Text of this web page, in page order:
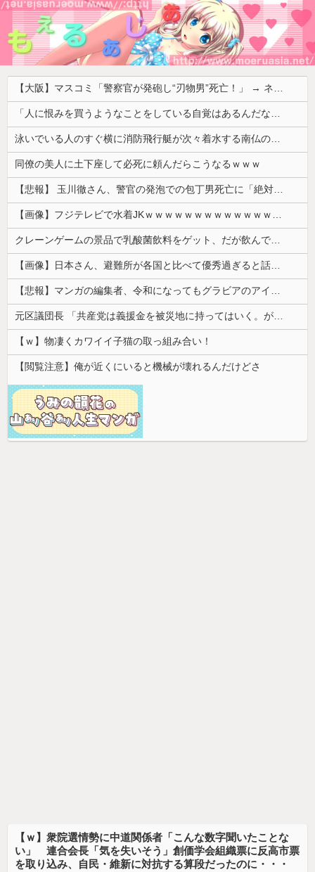
【大阪】マスコミ「警察官が発砲し“刃物男”死亡！」 → ネットで拡散された現場の無修正動画で衝撃の真相が発覚 → ………
「人に恨みを買うようなことをしている自覚はあるんだな」と高市首相を嘲笑った左派、平和記念式典での演説にケチを付けるも……
泳いでいる人のすぐ横に消防飛行艇が次々着水する南仏の湖「肝心の場面で毎回カメラが逃げる」【海外の反応】
同僚の美人に土下座して必死に頼んだらこうなるｗｗｗ
【悲報】 玉川徹さん、警官の発泡での包丁男死亡に「絶対に死刑にならない罪なのに警察が死刑にした！」 → 元警官のマジレスがコチラ → ………
【画像】フジテレビで水着JKｗｗｗｗｗｗｗｗｗｗｗｗｗｗｗｗ
クレーンゲームの景品で乳酸菌飲料をゲット、だが飲んでみると妙に酸っぱくて体調が悪化してしまい……
【画像】日本さん、避難所が各国と比べて優秀過ぎると話題に
【悲報】マンガの編集者、令和になってもグラビアのアイドルを美味しくいただいていた模様。小学館第三者委員会が公表
元区議団長 「共産党は義援金を被災地に持ってはいく。が、持って行った先で党の活動のために使う」 日本共産党「事実ではありません」
【ｗ】物凄くカワイイ子猫の取っ組み合い！
【閲覧注意】俺が近くにいると機械が壊れるんだけどさ
【ｗ】衆院選情勢に中道関係者「こんな数字聞いたことな
い」 連合会長「気を失いそう」創価学会組織票に反高市票
を取り込み、自民・維新に対抗する算段だったのに・・・